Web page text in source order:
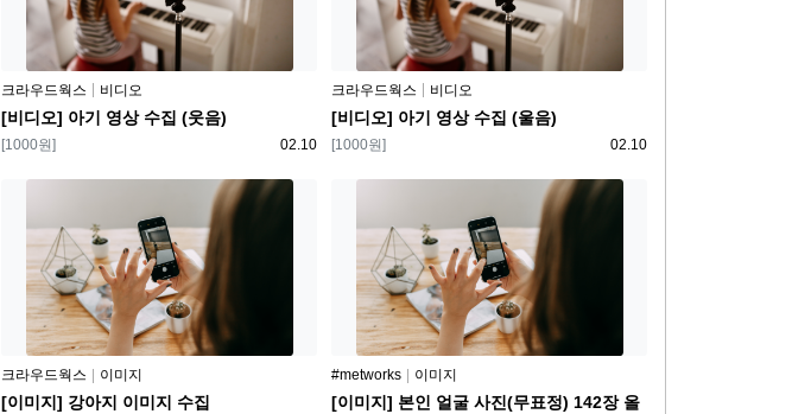
플랫폼
크라우드웍스 비디오
[비디오] 아기 영상 수집 (웃음)
등록일
02.10
보상
[1000원]
플랫폼
크라우드웍스 비디오
[비디오] 아기 영상 수집 (울음)
등록일
02.10
보상
[1000원]
플랫폼
크라우드웍스 이미지
[이미지] 강아지 이미지 수집
플랫폼
#metworks 이미지
[이미지] 본인 얼굴 사진(무표정) 142장 올